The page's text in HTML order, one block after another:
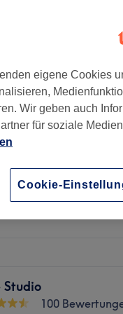
ab
Herren
Studio
100
eigene Cookies
Wir geben auch
für soziale
Cookie-